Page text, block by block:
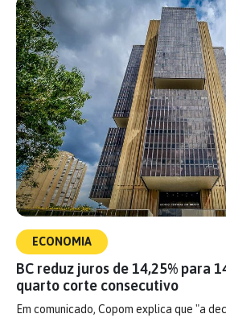
ECONOMIA
BC reduz juros de 14,25% para
quarto corte consecutivo
Em comunicado, Copom explica que "a